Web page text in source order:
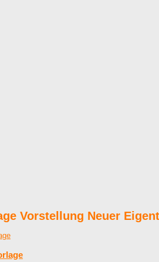
Vorstellung Neuer